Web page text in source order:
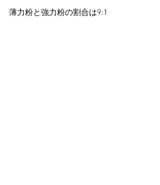
薄力粉と強力粉の割合は9:1